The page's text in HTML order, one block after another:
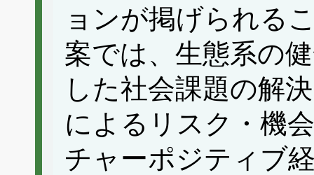
ョンが掲げられる
案では、生態系の
した社会課題の解
によるリスク・機
チャーポジティブ